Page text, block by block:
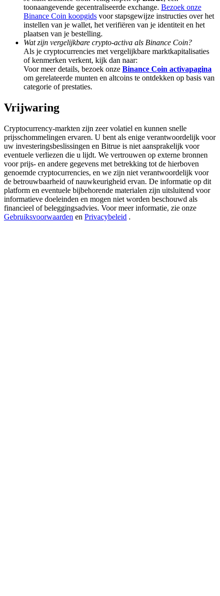
Exclusive for BitMart Users
Register & Trade to Win 500,000 USDT
Precious Metals Trading Carnival
Trade Gold & Silver · 33,333 USDT Bonus
USDT New User Exclusive 10% APR
USDT Flexible Staking | Daily Rewards
New Listing Futures Fest
Trade New Futures, Win 200,000 USDT
toonaangevende gecentraliseerde exchange. Bezoek onze
Binance Coin koopgids voor stapsgewijze instructies over het
instellen van je wallet, het verifiëren van je identiteit en het
plaatsen van je bestelling.
Wat zijn vergelijkbare crypto-activa als Binance Coin?
Als je cryptocurrencies met vergelijkbare marktkapitalisaties
of kenmerken verkent, kijk dan naar:
Voor meer details, bezoek onze Binance Coin activapagina
om gerelateerde munten en altcoins te ontdekken op basis van
categorie of prestaties.
Vrijwaring
Cryptocurrency-markten zijn zeer volatiel en kunnen snelle
prijsschommelingen ervaren. U bent als enige verantwoordelijk voor
uw investeringsbeslissingen en Bitrue is niet aansprakelijk voor
eventuele verliezen die u lijdt. We vertrouwen op externe bronnen
voor prijs- en andere gegevens met betrekking tot de hierboven
genoemde cryptocurrencies, en we zijn niet verantwoordelijk voor
de betrouwbaarheid of nauwkeurigheid ervan. De informatie op dit
platform en eventuele bijbehorende materialen zijn uitsluitend voor
informatieve doeleinden en mogen niet worden beschouwd als
financieel of beleggingsadvies. Voor meer informatie, zie onze
Gebruiksvoorwaarden en Privacybeleid .